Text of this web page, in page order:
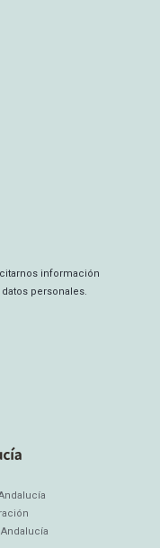
información
personales.